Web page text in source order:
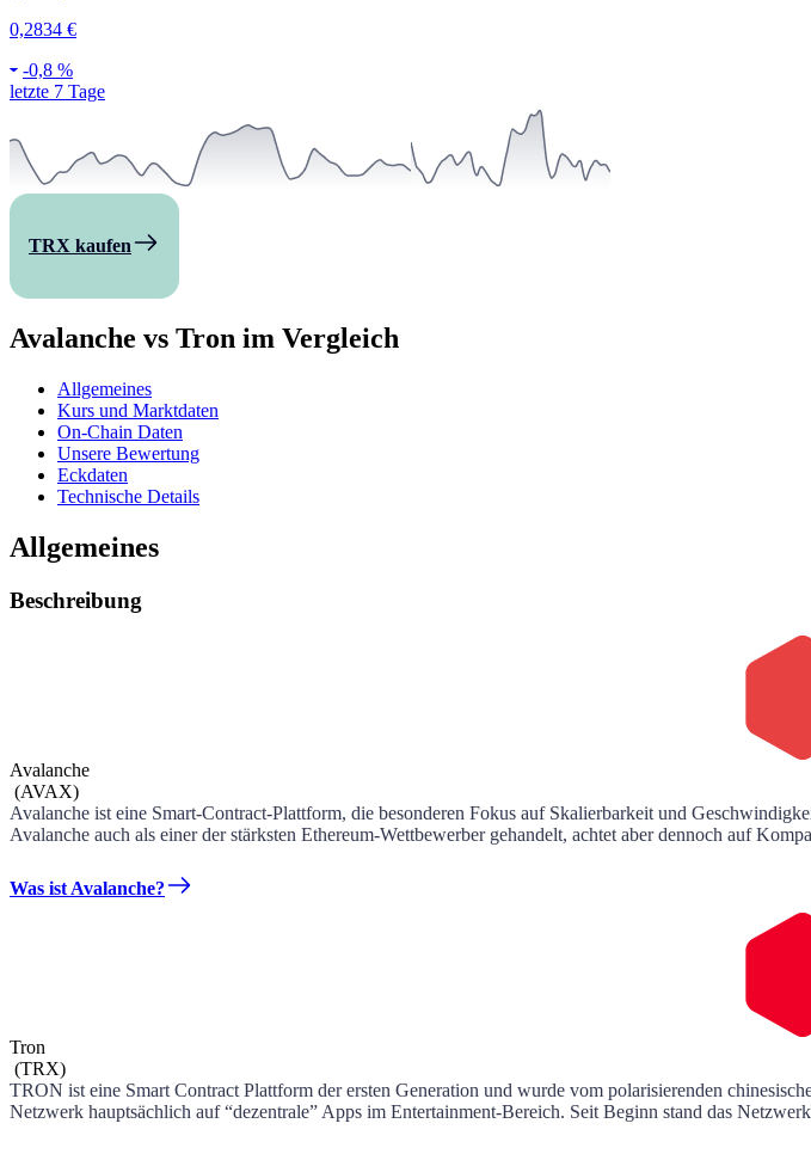
0,2834 €
-0,8 %
letzte 7 Tage
TRX kaufen
Avalanche vs Tron im Vergleich
Allgemeines
Kurs und Marktdaten
On-Chain Daten
Unsere Bewertung
Eckdaten
Technische Details
Allgemeines
Beschreibung
Avalanche
(AVAX)
Avalanche ist eine Smart-Contract-Plattform, die besonderen Fokus auf Skalierbarkeit und
Avalanche auch als einer der stärksten Ethereum-Wettbewerber gehandelt, achtet aber dennoch auf
Was ist Avalanche?
Tron
(TRX)
TRON ist eine Smart Contract Plattform der ersten Generation und wurde vom polarisierenden
Netzwerk hauptsächlich auf “dezentrale” Apps im Entertainment-Bereich. Seit Beginn stand das